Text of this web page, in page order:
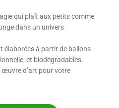
qui plaît aux petits comme
dans un univers
élaborées à partir de ballons
et biodégradables.
d’art pour votre